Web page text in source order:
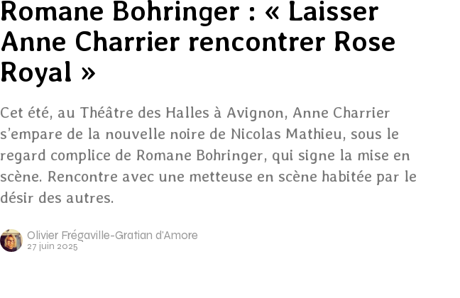
Romane Bohringer : « Laisser
Anne Charrier rencontrer Rose
Royal »
Cet été, au Théâtre des Halles à Avignon, Anne Charrier
s’empare de la nouvelle noire de Nicolas Mathieu, sous le
regard complice de Romane Bohringer, qui signe la mise en
scène. Rencontre avec une metteuse en scène habitée par le
désir des autres.
Olivier Frégaville-Gratian d'Amore
27 juin 2025